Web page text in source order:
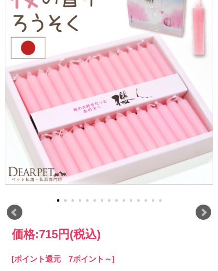
価格:715円(税込)
[ポイント還元 7ポイント～]